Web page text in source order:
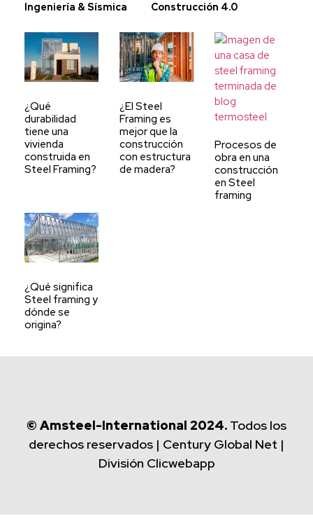
Ingeniería & Sísmica Construcción 4.0
¿Qué
durabilidad
tiene una
vivienda
construida en
Steel Framing?
¿El Steel
Framing es
mejor que la
construcción
con estructura
de madera?
Procesos de
obra en una
construcción
en Steel
framing
¿Qué significa
Steel framing y
dónde se
origina?
© Amsteel-International 2024. Todos los
derechos reservados | Century Global Net |
División Clicwebapp